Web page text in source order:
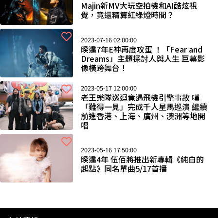
Majin新MV大玩空拍機和AI酷炫視
覺，竟還精算紅綠燈時間？
2023-07-16 02:00:00
睽違7年E神再度攻蛋 ！「Fear and
Dreams」主題探討人與人生 巨幕影
像橫跨舞台！
2023-05-17 12:00:00
老王樂隊巡迴竟遇飛機引擎事故 嘆
「難得一見」完成千人星馬巡演 繼續
前進香港、上海、廣州、澳洲等地開
唱
2023-05-16 17:50:00
睽違4年 伍佰將推出新專輯《純白的
起點》同名單曲5/17首播